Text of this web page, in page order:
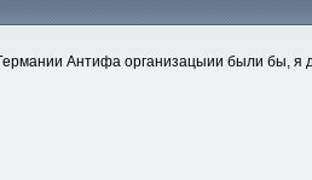
Антифа организацыии были бы,